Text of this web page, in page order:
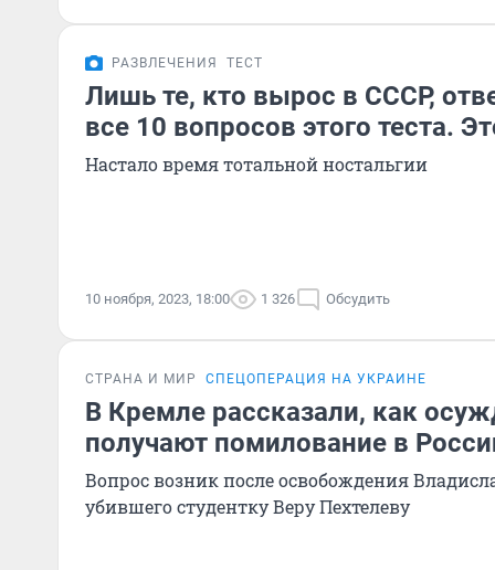
РАЗВЛЕЧЕНИЯ ТЕСТ
Лишь те, кто вырос в СССР,
все 10 вопросов этого теста.
Настало время тотальной ностальгии
10 ноября, 2023, 18:00 1 326 Обсудить
СТРАНА И МИР СПЕЦОПЕРАЦИЯ НА УКРАИНЕ
В Кремле рассказали, как
получают помилование в
Вопрос возник после освобождения
убившего студентку Веру Пехтелеву